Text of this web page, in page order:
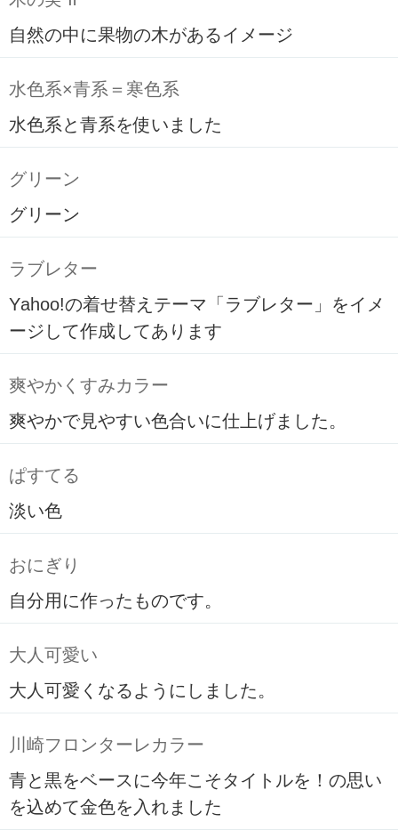
自然の中に果物の木があるイメージ
水色系×青系＝寒色系
水色系と青系を使いました
グリーン
グリーン
ラブレター
Yahoo!の着せ替えテーマ「ラブレター」をイメ
ージして作成してあります
爽やかくすみカラー
爽やかで見やすい色合いに仕上げました。
ぱすてる
淡い色
おにぎり
自分用に作ったものです。
大人可愛い
大人可愛くなるようにしました。
川崎フロンターレカラー
青と黒をベースに今年こそタイトルを！の思い
を込めて金色を入れました